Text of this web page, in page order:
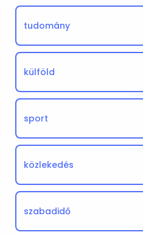
tudomány
külföld
sport
közlekedés
szabadidő